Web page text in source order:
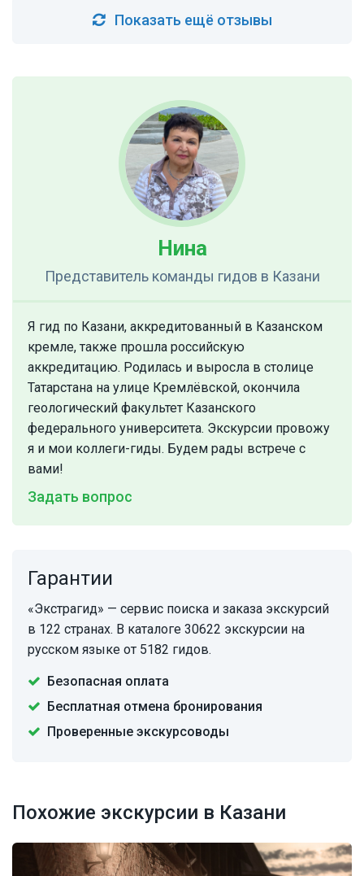
Показать ещё отзывы
Нина
Представитель команды гидов в Казани
Я гид по Казани, аккредитованный в Казанском
кремле, также прошла российскую
аккредитацию. Родилась и выросла в столице
Татарстана на улице Кремлёвской, окончила
геологический факультет Казанского
федерального университета. Экскурсии провожу
я и мои коллеги-гиды. Будем рады встрече с
вами!
Задать вопрос
Гарантии
«Экстрагид» — сервис поиска и заказа экскурсий
в 122 странах. В каталоге 30622 экскурсии на
русском языке от 5182 гидов.
Безопасная оплата
Бесплатная отмена бронирования
Проверенные экскурсоводы
Похожие экскурсии в Казани